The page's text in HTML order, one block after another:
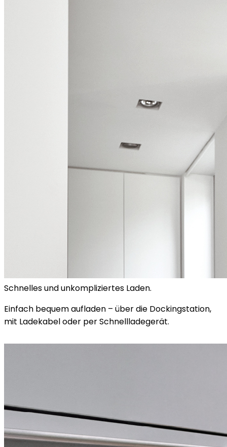
Schnelles und unkompliziertes Laden.
Einfach bequem aufladen – über die Dockingstation,
mit Ladekabel oder per Schnellladegerät.